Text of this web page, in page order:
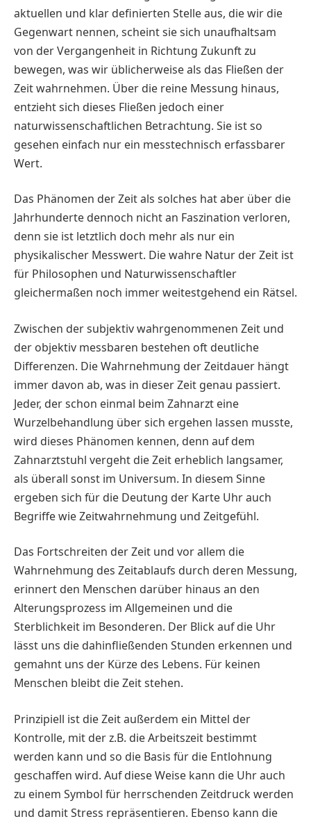
aktuellen und klar definierten Stelle aus, die wir die
Gegenwart nennen, scheint sie sich unaufhaltsam
von der Vergangenheit in Richtung Zukunft zu
bewegen, was wir üblicherweise als das Fließen der
Zeit wahrnehmen. Über die reine Messung hinaus,
entzieht sich dieses Fließen jedoch einer
naturwissenschaftlichen Betrachtung. Sie ist so
gesehen einfach nur ein messtechnisch erfassbarer
Wert.
Das Phänomen der Zeit als solches hat aber über die
Jahrhunderte dennoch nicht an Faszination verloren,
denn sie ist letztlich doch mehr als nur ein
physikalischer Messwert. Die wahre Natur der Zeit ist
für Philosophen und Naturwissenschaftler
gleichermaßen noch immer weitestgehend ein Rätsel.
Zwischen der subjektiv wahrgenommenen Zeit und
der objektiv messbaren bestehen oft deutliche
Differenzen. Die Wahrnehmung der Zeitdauer hängt
immer davon ab, was in dieser Zeit genau passiert.
Jeder, der schon einmal beim Zahnarzt eine
Wurzelbehandlung über sich ergehen lassen musste,
wird dieses Phänomen kennen, denn auf dem
Zahnarztstuhl vergeht die Zeit erheblich langsamer,
als überall sonst im Universum. In diesem Sinne
ergeben sich für die Deutung der Karte Uhr auch
Begriffe wie Zeitwahrnehmung und Zeitgefühl.
Das Fortschreiten der Zeit und vor allem die
Wahrnehmung des Zeitablaufs durch deren Messung,
erinnert den Menschen darüber hinaus an den
Alterungsprozess im Allgemeinen und die
Sterblichkeit im Besonderen. Der Blick auf die Uhr
lässt uns die dahinfließenden Stunden erkennen und
gemahnt uns der Kürze des Lebens. Für keinen
Menschen bleibt die Zeit stehen.
Prinzipiell ist die Zeit außerdem ein Mittel der
Kontrolle, mit der z.B. die Arbeitszeit bestimmt
werden kann und so die Basis für die Entlohnung
geschaffen wird. Auf diese Weise kann die Uhr auch
zu einem Symbol für herrschenden Zeitdruck werden
und damit Stress repräsentieren. Ebenso kann die